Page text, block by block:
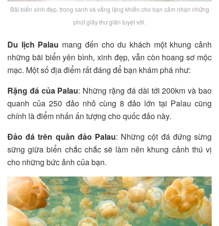
Bãi biển xinh đẹp, trong xanh và vắng lặng khiến cho bạn cảm nhận những
phút giây thư giãn tuyệt vời.
Du lịch Palau mang đến cho du khách một khung cảnh
những bãi biển yên bình, xinh đẹp, vẫn còn hoang sơ mộc
mạc. Một số địa điểm rất đáng để bạn khám phá như:
Rặng đá của Palau: Những rặng đá dài tới 200km và bao
quanh của 250 đảo nhỏ cùng 8 đảo lớn tại Palau cũng
chính là điểm nhấn ấn tượng cho quốc đảo này.
Đảo đá trên quần đảo Palau: Những cột đá đứng sừng
sững giữa biển chắc chắc sẽ làm nên khung cảnh thú vị
cho những bức ảnh của bạn.